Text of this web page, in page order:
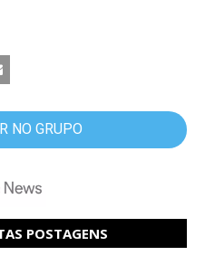
NO GRUPO
POSTAGENS